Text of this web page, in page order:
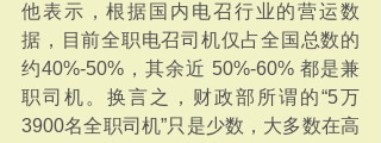
他表示，根据国内电召行业的营运数
据，目前全职电召司机仅占全国总数的
约40%-50%，其余近 50%-60% 都是兼
职司机。换言之，财政部所谓的“5万
3900名全职司机”只是少数，大多数在高